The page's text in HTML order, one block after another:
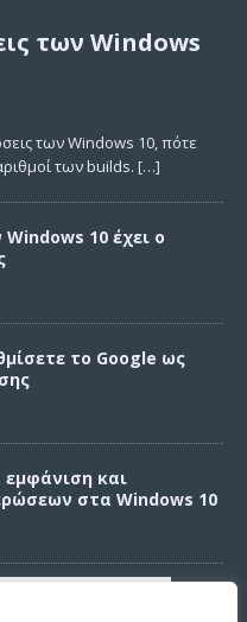
των Windows
των Windows 10, πότε
των builds. […]
10 έχει ο
το Google ως
και
στα Windows 10